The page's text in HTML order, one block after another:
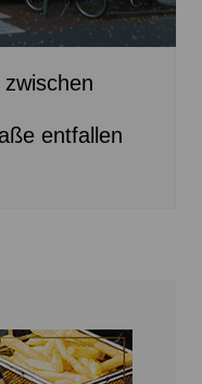
entfallen